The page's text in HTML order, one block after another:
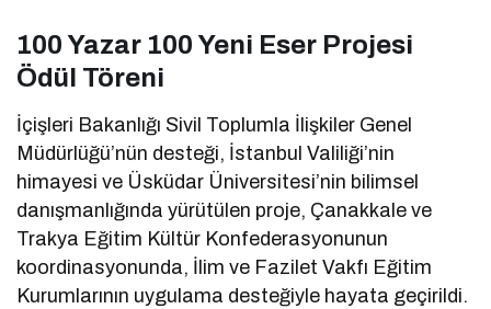
100 Yazar 100 Yeni Eser Projesi
Ödül Töreni
İçişleri Bakanlığı Sivil Toplumla İlişkiler Genel
Müdürlüğü’nün desteği, İstanbul Valiliği’nin
himayesi ve Üsküdar Üniversitesi’nin bilimsel
danışmanlığında yürütülen proje, Çanakkale ve
Trakya Eğitim Kültür Konfederasyonunun
koordinasyonunda, İlim ve Fazilet Vakfı Eğitim
Kurumlarının uygulama desteğiyle hayata geçirildi.